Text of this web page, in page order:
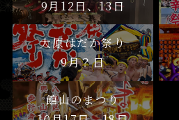
9月12日、13日
大原はだか祭り
9月？日
館山のまつり